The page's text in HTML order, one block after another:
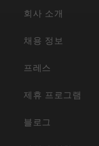
회사 소개
채용 정보
프레스
제휴 프로그램
블로그